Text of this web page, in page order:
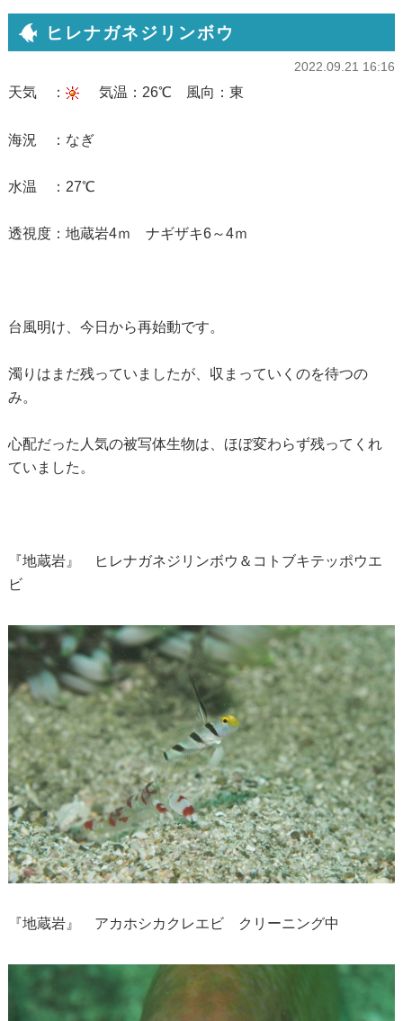
ヒレナガネジリンボウ
2022.09.21 16:16
天気 ： 気温：26℃ 風向：東
海況 ：なぎ
水温 ：27℃
透視度：地蔵岩4ｍ ナギザキ6～4ｍ
台風明け、今日から再始動です。
濁りはまだ残っていましたが、収まっていくのを待つの
み。
心配だった人気の被写体生物は、ほぼ変わらず残ってくれ
ていました。
『地蔵岩』 ヒレナガネジリンボウ＆コトブキテッポウエ
ビ
『地蔵岩』 アカホシカクレエビ クリーニング中